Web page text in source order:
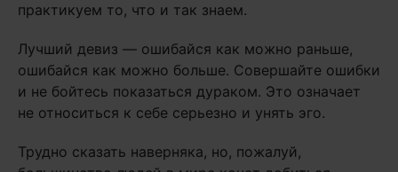
практикуем то, что и так знаем.
Лучший девиз — ошибайся как можно раньше,
ошибайся как можно больше. Совершайте ошибки
и не бойтесь показаться дураком. Это означает
не относиться к себе серьезно и унять эго.
Трудно сказать наверняка, но, пожалуй,